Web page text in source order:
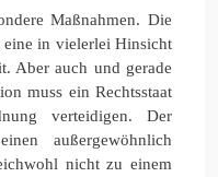
Maßnahmen. Die
in vielerlei Hinsicht
Aber auch und gerade
muss ein Rechtsstaat
verteidigen. Der
außergewöhnlich
nicht zu einem